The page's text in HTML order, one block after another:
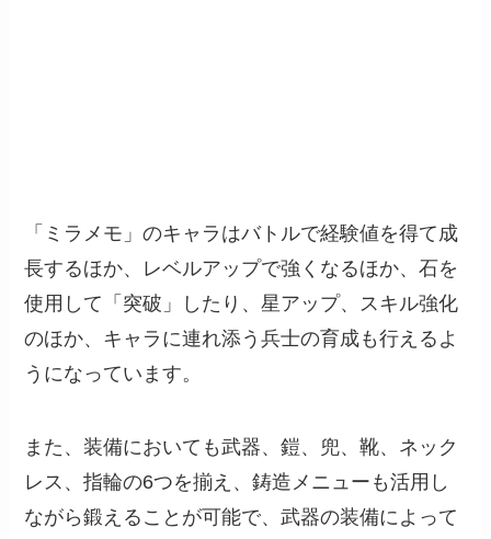
「ミラメモ」のキャラはバトルで経験値を得て成
長するほか、レベルアップで強くなるほか、石を
使用して「突破」したり、星アップ、スキル強化
のほか、キャラに連れ添う兵士の育成も行えるよ
うになっています。
また、装備においても武器、鎧、兜、靴、ネック
レス、指輪の6つを揃え、鋳造メニューも活用し
ながら鍛えることが可能で、武器の装備によって